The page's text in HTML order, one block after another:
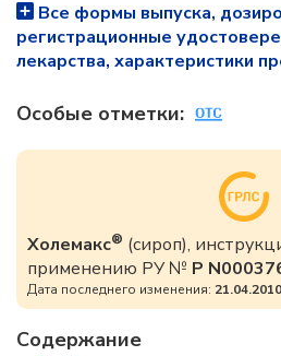
Все формы выпуска,
регистрационные
лекарства, характеристики
Особые отметки:
Холемакс® (сироп),
применению РУ № Р
Дата последнего изменения: 21.04.2010
Содержание